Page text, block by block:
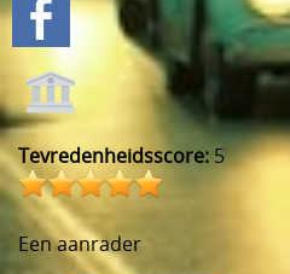
Tevredenheidsscore:5
Een aanrader